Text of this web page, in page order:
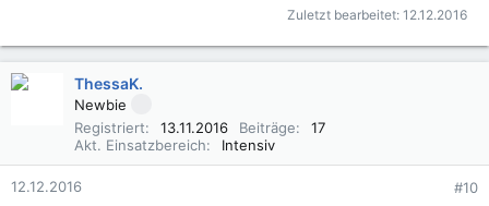
Zuletzt bearbeitet: 12.12.2016
ThessaK.
Newbie
Registriert
13.11.2016 Beiträge
17
Akt. Einsatzbereich
Intensiv
12.12.2016 #10